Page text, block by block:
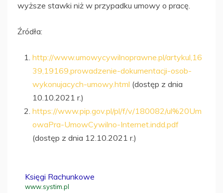
wyższe stawki niż w przypadku umowy o pracę.
Źródła:
http://www.umowycywilnoprawne.pl/artykul,16
39,19169,prowadzenie-dokumentacji-osob-
wykonujacych-umowy.html (dostęp z dnia
10.10.2021 r.)
https://www.pip.gov.pl/pl/f/v/180082/ul%20Um
owaPra-UmowCywilno-Internet.indd.pdf
(dostęp z dnia 12.10.2021 r.)
Księgi Rachunkowe
www.systim.pl